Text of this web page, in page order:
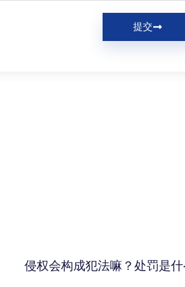
提交
侵权会构成犯法嘛？处罚是什